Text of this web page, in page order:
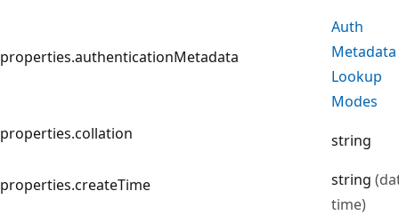
properties.authenticationMetadata
Auth
Metadata
Lookup
Modes
properties.collation
string
properties.createTime string
time)